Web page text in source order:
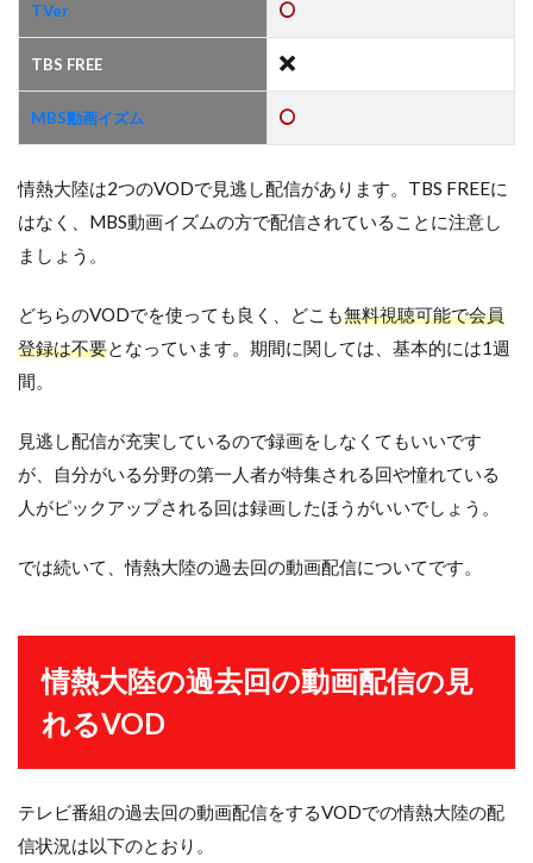
TVer
TBS FREE
MBS動画イズム
情熱大陸は2つのVODで見逃し配信があります。TBS FREEに
はなく、MBS動画イズムの方で配信されていることに注意し
ましょう。
どちらのVODでを使っても良く、どこも無料視聴可能で会員
登録は不要となっています。期間に関しては、基本的には1週
間。
見逃し配信が充実しているので録画をしなくてもいいです
が、自分がいる分野の第一人者が特集される回や憧れている
人がピックアップされる回は録画したほうがいいでしょう。
では続いて、情熱大陸の過去回の動画配信についてです。
情熱大陸の過去回の動画配信の見
れるVOD
テレビ番組の過去回の動画配信をするVODでの情熱大陸の配
信状況は以下のとおり。